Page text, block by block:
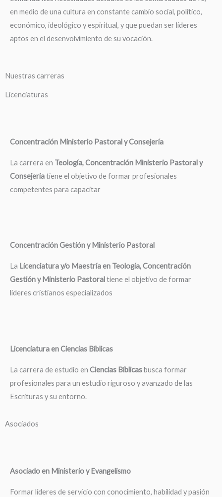
en medio de una cultura en constante cambio social, político,
económico, ideológico y espiritual, y que puedan ser líderes
aptos en el desenvolvimiento de su vocación.
Nuestras carreras
Licenciaturas
Concentración Ministerio Pastoral y Consejería
La carrera en Teología, Concentración Ministerio Pastoral y
Consejeríatiene el objetivo de formar profesionales
competentes para capacitar
Concentración Gestión y Ministerio Pastoral
La Licenciatura y/o Maestría en Teología, Concentración
Gestión y Ministerio Pastoraltiene el objetivo de formar
líderes cristianos especializados
Licenciatura en Ciencias Bíblicas
La carrera de estudio en Ciencias Bíblicasbusca formar
profesionales para un estudio riguroso y avanzado de las
Escrituras y su entorno.
Asociados
Asociado en Ministerio y Evangelismo
Formar líderes de servicio con conocimiento, habilidad y pasión